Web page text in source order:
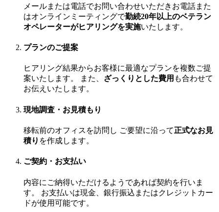
メールまたは電話でお問い合わせいただきお電話また
はオンラインミーティングで勤続20年以上のベテラン
オペレーターがヒアリングを実施いたします。
プランのご提案
ヒアリング結果からお客様に最適なプランを複数ご提
案いたします。 また、
ざっくりとした費用 も合わせて
お伝えいたします。
現地調査・お見積もり
移転前のオフィスを訪問し ご要望に沿って正式なお見
積り を作成します。
ご契約・お支払い
内容にご納得いただけるようであれば契約を行いま
す。 お支払いは現金、銀行振込またはクレジットカー
ドが使用可能です。